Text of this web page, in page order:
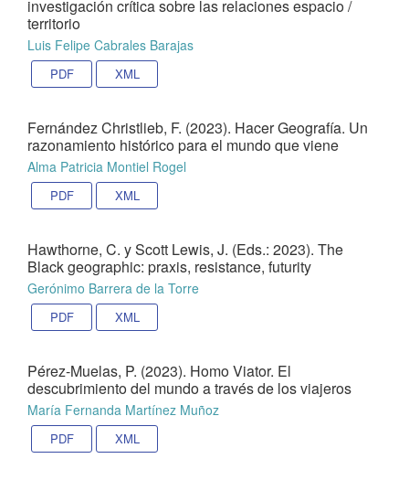
investigación crítica sobre las relaciones espacio /
territorio
Luis Felipe Cabrales Barajas
PDF XML
Fernández Christlieb, F. (2023). Hacer Geografía. Un
razonamiento histórico para el mundo que viene
Alma Patricia Montiel Rogel
PDF XML
Hawthorne, C. y Scott Lewis, J. (Eds.: 2023). The
Black geographic: praxis, resistance, futurity
Gerónimo Barrera de la Torre
PDF XML
Pérez-Muelas, P. (2023). Homo Viator. El
descubrimiento del mundo a través de los viajeros
María Fernanda Martínez Muñoz
PDF XML